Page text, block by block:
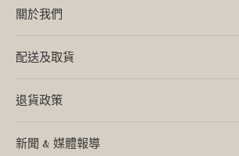
關於我們
配送及取貨
退貨政策
新聞 & 媒體報導